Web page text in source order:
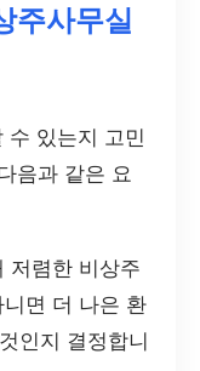
주사무실
수 있는지 고민
음과 같은 요
저렴한 비상주
면 더 나은 환
인지 결정합니